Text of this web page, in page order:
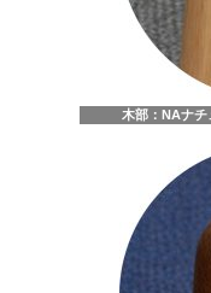
木部：NAナチ